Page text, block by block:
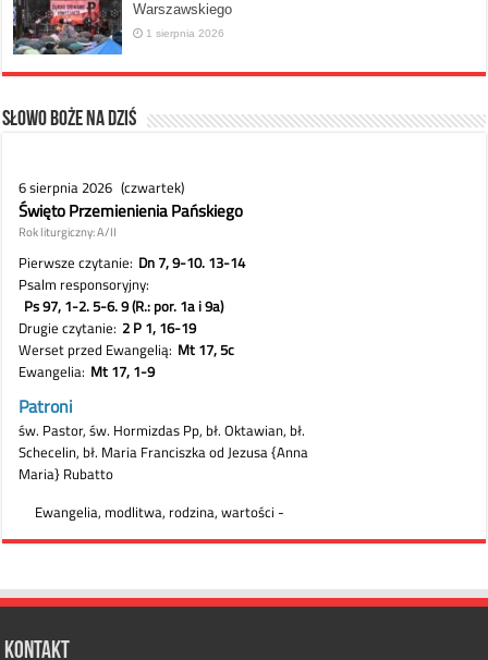
Warszawskiego
1 sierpnia 2026
Słowo Boże na dziś
Kontakt